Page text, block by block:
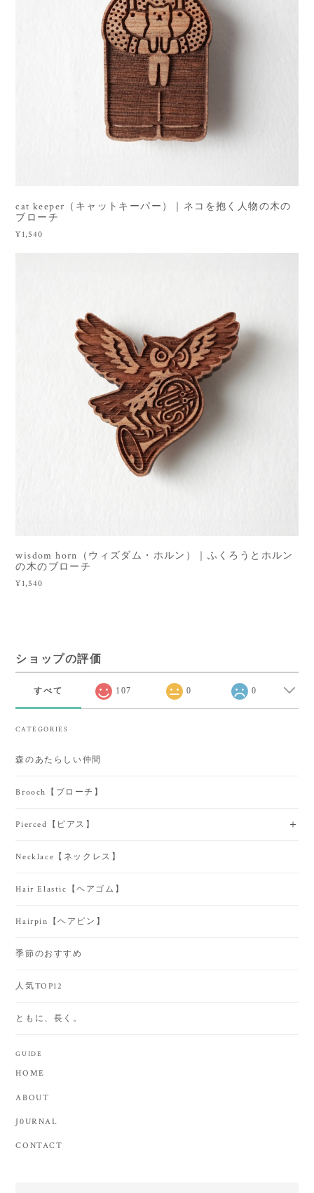
cat keeper（キャットキーパー）｜ネコを抱く人物の木の
ブローチ
¥1,540
wisdom horn（ウィズダム・ホルン）｜ふくろうとホルン
の木のブローチ
¥1,540
ショップの評価
すべて 107 0 0
CATEGORIES
森のあたらしい仲間
Brooch【ブローチ】
Pierced【ピアス】
Necklace【ネックレス】
Hair Elastic【ヘアゴム】
Hairpin【ヘアピン】
季節のおすすめ
人気TOP12
ともに、長く。
GUIDE
HOME
ABOUT
J0URNAL
CONTACT